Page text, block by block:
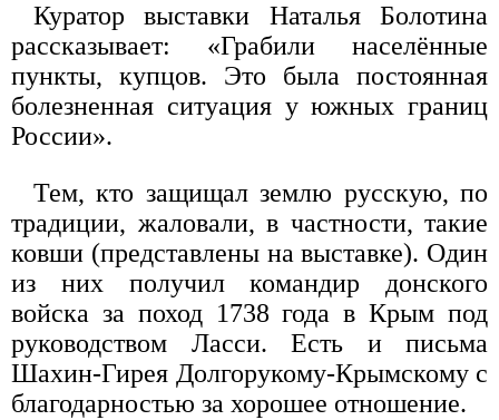
Куратор выставки Наталья Болотина
рассказывает: «Грабили населённые
пункты, купцов. Это была постоянная
болезненная ситуация у южных границ
России».
Тем, кто защищал землю русскую, по
традиции, жаловали, в частности, такие
ковши (представлены на выставке). Один
из них получил командир донского
войска за поход 1738 года в Крым под
руководством Ласси. Есть и письма
Шахин-Гирея Долгорукому-Крымскому с
благодарностью за хорошее отношение.